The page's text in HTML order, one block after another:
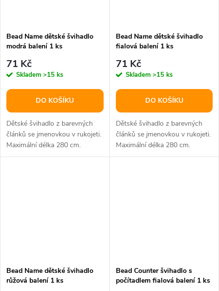
Bead Name dětské švihadlo
modrá balení 1 ks
71 Kč
Skladem >15 ks
DO KOŠÍKU
Dětské švihadlo z barevných
článků se jmenovkou v rukojeti.
Maximální délka 280 cm.
Bead Name dětské švihadlo
fialová balení 1 ks
71 Kč
Skladem >15 ks
DO KOŠÍKU
Dětské švihadlo z barevných
článků se jmenovkou v rukojeti.
Maximální délka 280 cm.
Bead Name dětské švihadlo
růžová balení 1 ks
Bead Counter švihadlo s
počítadlem fialová balení 1 ks